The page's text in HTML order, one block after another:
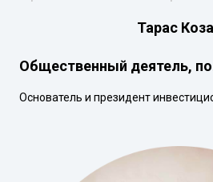
Тарас
Общественный деятель,
Основатель и президент